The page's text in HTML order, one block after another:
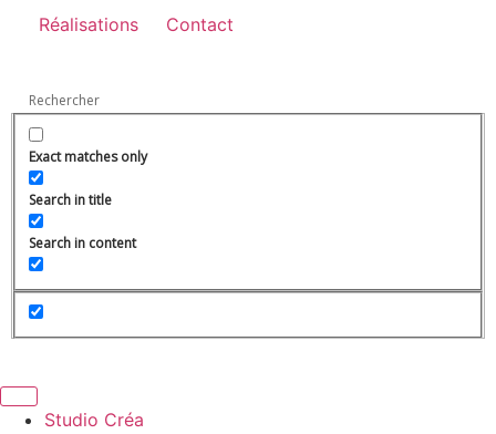
Réalisations Contact
Exact matches only
Search in title
Search in content
Studio Créa